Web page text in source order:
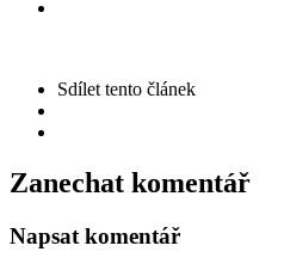
Sdílet tento článek
Zanechat komentář
Napsat komentář